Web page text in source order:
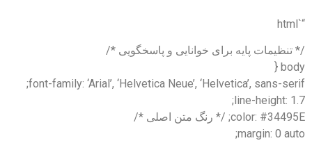
“`html
/* تنظیمات پایه برای خوانایی و پاسخگویی */
body {
font-family: ‘Arial’, ‘Helvetica Neue’, ‘Helvetica’, sans-serif;
line-height: 1.7;
color: #34495E; /* رنگ متن اصلی */
margin: 0 auto;